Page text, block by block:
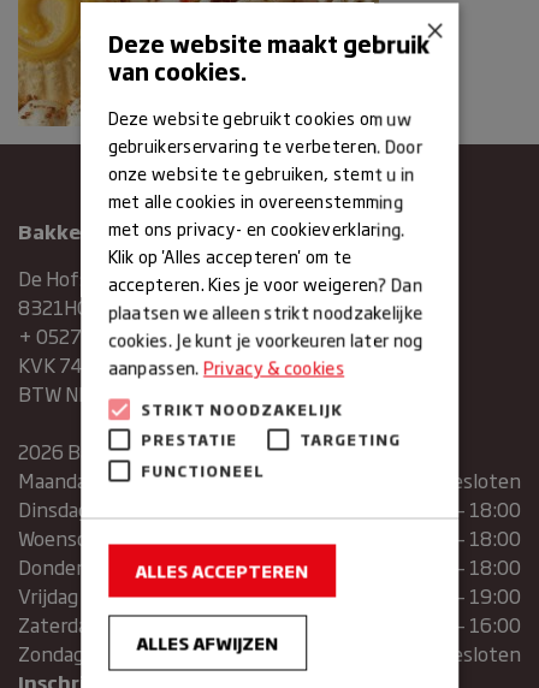
Bakkerij Maxima
De Hofstee 1
8321HG Urk
+ 0527683454
KVK 74286293
BTW NR. NL859839151B01
2026 Bakkerij Maxima
Maandag
gesloten
Dinsdag
07:30 – 13:00 | 14:00 – 18:00
Woensdag
07:30 – 13:00 | 14:00 – 18:00
Donderdag
07:30 – 13:00 | 14:00 – 18:00
Vrijdag
07:00 – 19:00
Zaterdag
07:00 – 16:00
Zondag
Gesloten
Inschrijven voor de nieuwsbrief
×
Deze website maakt gebruik
van cookies.
Deze website gebruikt cookies om uw
gebruikerservaring te verbeteren. Door
onze website te gebruiken, stemt u in
met alle cookies in overeenstemming
met ons privacy- en cookieverklaring.
Klik op 'Alles accepteren' om te
accepteren. Kies je voor weigeren? Dan
plaatsen we alleen strikt noodzakelijke
cookies. Je kunt je voorkeuren later nog
aanpassen.Privacy & cookies
STRIKT NOODZAKELIJK
PRESTATIE
TARGETING
FUNCTIONEEL
ALLES ACCEPTEREN
ALLES AFWIJZEN